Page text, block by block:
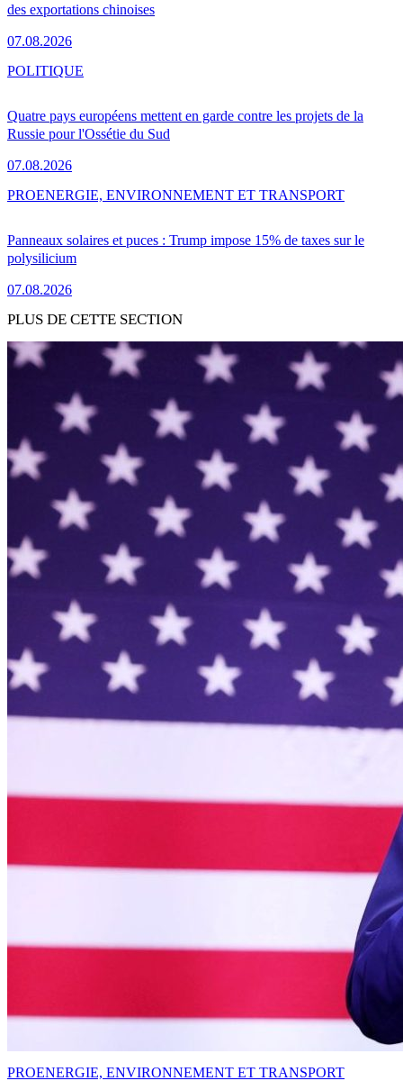
des exportations chinoises
07.08.2026
Quatre pays européens mettent en garde contre les projets de la
Russie pour l'Ossétie du Sud
07.08.2026
POLITIQUE
Panneaux solaires et puces : Trump impose 15% de taxes sur le
polysilicium
07.08.2026
PROENERGIE, ENVIRONNEMENT ET TRANSPORT
PLUS DE CETTE SECTION
PROENERGIE, ENVIRONNEMENT ET TRANSPORT